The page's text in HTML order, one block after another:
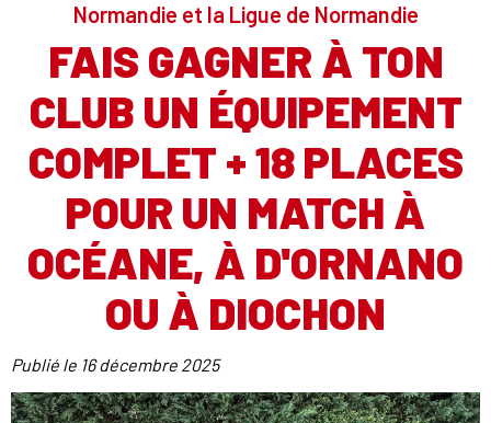
Normandie et la Ligue de Normandie
FAIS GAGNER À TON
CLUB UN ÉQUIPEMENT
COMPLET + 18 PLACES
POUR UN MATCH À
OCÉANE, À D'ORNANO
OU À DIOCHON
Publié le 16 décembre 2025